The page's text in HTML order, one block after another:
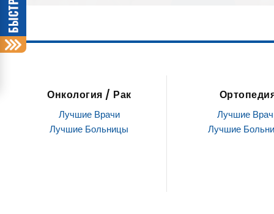
Ортопедия
Лучшие Врачи
Лучшие Больницы
расстройства
Лучшие